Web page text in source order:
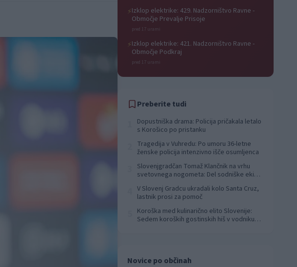
⚡Izklop elektrike: 429. Nadzorništvo Ravne -
Območje Prevalje Prisoje
pred 17 urami
⚡Izklop elektrike: 421. Nadzorništvo Ravne -
Območje Podkraj
pred 17 urami
Preberite tudi
Dopustniška drama: Policija pričakala letalo
s Korošico po pristanku
Tragedija v Vuhredu: Po umoru 36-letne
ženske policija intenzivno išče osumljenca
Slovenjgradčan Tomaž Klančnik na vrhu
svetovnega nogometa: Del sodniške ekipe
V Slovenj Gradcu ukradali kolo Santa Cruz,
lastnik prosi za pomoč
Koroška med kulinarično elito Slovenije:
Sedem koroških gostinskih hiš v vodniku
Novice po občinah